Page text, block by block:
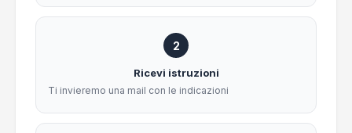
2
Ricevi istruzioni
Ti invieremo una mail con le indicazioni